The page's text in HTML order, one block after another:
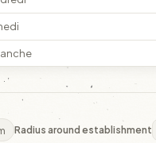
Radius around establishment